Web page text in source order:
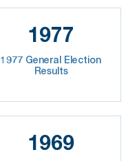
1977
1977 General Election
Results
1969